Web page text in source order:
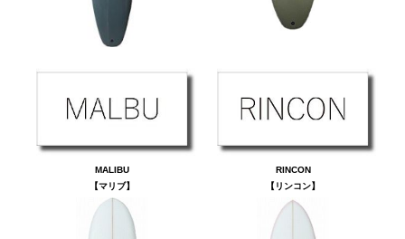
MALIBU
【マリブ】
RINCON
【リンコン】